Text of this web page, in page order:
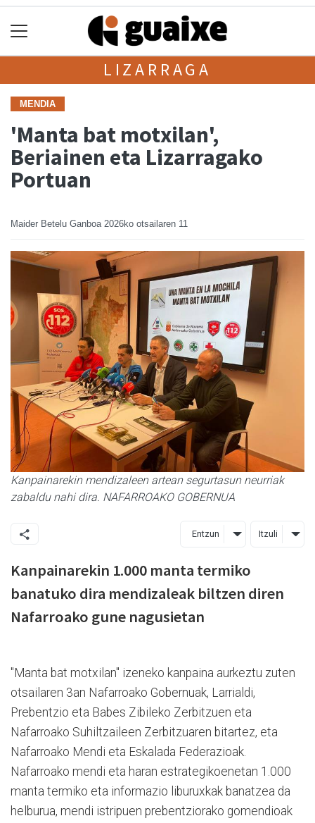
LIZARRAGA
MENDIA
'Manta bat motxilan',
Beriainen eta Lizarragako
Portuan
Maider Betelu Ganboa 2026ko otsailaren 11
Kanpainarekin mendizaleen artean segurtasun neurriak
zabaldu nahi dira. NAFARROAKO GOBERNUA
Entzun Itzuli
Kanpainarekin 1.000 manta termiko
banatuko dira mendizaleak biltzen diren
Nafarroako gune nagusietan
"Manta bat motxilan" izeneko kanpaina aurkeztu zuten
otsailaren 3an Nafarroako Gobernuak, Larrialdi,
Prebentzio eta Babes Zibileko Zerbitzuen eta
Nafarroako Suhiltzaileen Zerbitzuaren bitartez, eta
Nafarroako Mendi eta Eskalada Federazioak.
Nafarroako mendi eta haran estrategikoenetan 1.000
manta termiko eta informazio liburuxkak banatzea da
helburua, mendi istripuen prebentziorako gomendioak